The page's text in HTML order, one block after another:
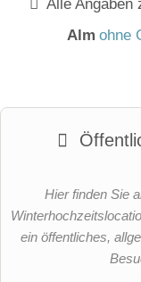
Alm ohne
Hier finden Sie
ein öffentliches,